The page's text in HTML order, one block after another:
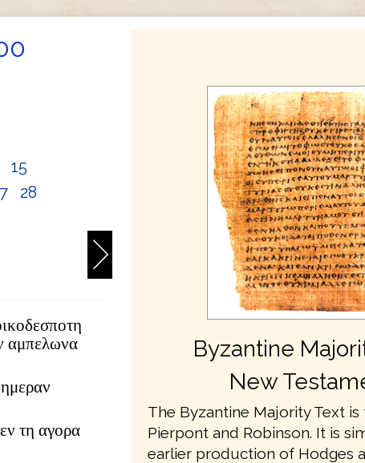
15
28
αμπελωνα
τη αγορα
Byzantine
New
The Byzantine Majority Text
Pierpont and Robinson. It is
earlier production of Hodges